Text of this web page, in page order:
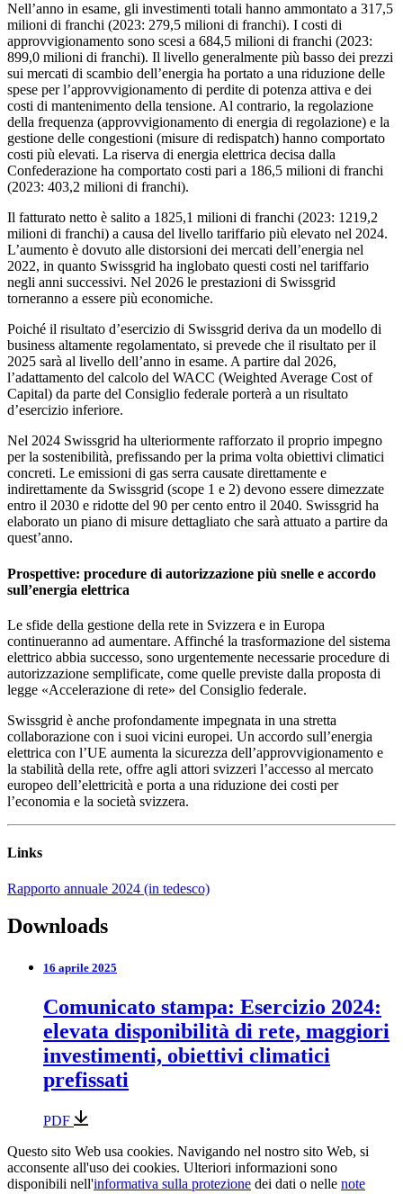
Nell’anno in esame, gli investimenti totali hanno ammontato a 317,5
milioni di franchi (2023: 279,5 milioni di franchi). I costi di
approvvigionamento sono scesi a 684,5 milioni di franchi (2023:
899,0 milioni di franchi). Il livello generalmente più basso dei prezzi
sui mercati di scambio dell’energia ha portato a una riduzione delle
spese per l’approvvigionamento di perdite di potenza attiva e dei
costi di mantenimento della tensione. Al contrario, la regolazione
della frequenza (approvvigionamento di energia di regolazione) e la
gestione delle congestioni (misure di redispatch) hanno comportato
costi più elevati. La riserva di energia elettrica decisa dalla
Confederazione ha comportato costi pari a 186,5 milioni di franchi
(2023: 403,2 milioni di franchi).
Il fatturato netto è salito a 1825,1 milioni di franchi (2023: 1219,2
milioni di franchi) a causa del livello tariffario più elevato nel 2024.
L’aumento è dovuto alle distorsioni dei mercati dell’energia nel
2022, in quanto Swissgrid ha inglobato questi costi nel tariffario
negli anni successivi. Nel 2026 le prestazioni di Swissgrid
torneranno a essere più economiche.
Poiché il risultato d’esercizio di Swissgrid deriva da un modello di
business altamente regolamentato, si prevede che il risultato per il
2025 sarà al livello dell’anno in esame. A partire dal 2026,
l’adattamento del calcolo del WACC (Weighted Average Cost of
Capital) da parte del Consiglio federale porterà a un risultato
d’esercizio inferiore.
Nel 2024 Swissgrid ha ulteriormente rafforzato il proprio impegno
per la sostenibilità, prefissando per la prima volta obiettivi climatici
concreti. Le emissioni di gas serra causate direttamente e
indirettamente da Swissgrid (scope 1 e 2) devono essere dimezzate
entro il 2030 e ridotte del 90 per cento entro il 2040. Swissgrid ha
elaborato un piano di misure dettagliato che sarà attuato a partire da
quest’anno.
Prospettive: procedure di autorizzazione più snelle e accordo
sull’energia elettrica
Le sfide della gestione della rete in Svizzera e in Europa
continueranno ad aumentare. Affinché la trasformazione del sistema
elettrico abbia successo, sono urgentemente necessarie procedure di
autorizzazione semplificate, come quelle previste dalla proposta di
legge «Accelerazione di rete» del Consiglio federale.
Swissgrid è anche profondamente impegnata in una stretta
collaborazione con i suoi vicini europei. Un accordo sull’energia
elettrica con l’UE aumenta la sicurezza dell’approvvigionamento e
la stabilità della rete, offre agli attori svizzeri l’accesso al mercato
europeo dell’elettricità e porta a una riduzione dei costi per
l’economia e la società svizzera.
Links
Rapporto annuale 2024 (in tedesco)
Downloads
16 aprile 2025
Comunicato stampa: Esercizio 2024:
elevata disponibilità di rete, maggiori
investimenti, obiettivi climatici
prefissati
PDF
Questo sito Web usa cookies. Navigando nel nostro sito Web, si
acconsente all'uso dei cookies. Ulteriori informazioni sono
disponibili nell'informativa sulla protezione dei dati o nelle note